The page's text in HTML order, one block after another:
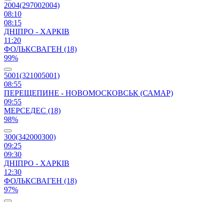
2004(297002004)
08:10
08:15
ДНІПРО - ХАРКІВ
11:20
ФОЛЬКСВАГЕН (18)
99%
5001(321005001)
08:55
ПЕРЕЩЕПИНЕ - НОВОМОСКОВСЬК (САМАР)
09:55
МЕРСЕДЕС (18)
98%
300(342000300)
09:25
09:30
ДНІПРО - ХАРКІВ
12:30
ФОЛЬКСВАГЕН (18)
97%